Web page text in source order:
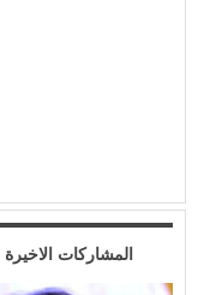
المشاركات الاخيرة